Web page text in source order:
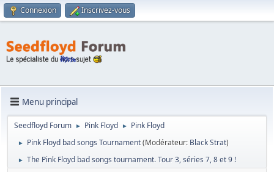
Connexion Inscrivez-vous
Menu principal
Seedfloyd Forum ► Pink Floyd ► Pink Floyd
► Pink Floyd bad songs Tournament(Modérateur: Black Strat)
► The Pink Floyd bad songs tournament. Tour 3, séries 7, 8 et 9 !